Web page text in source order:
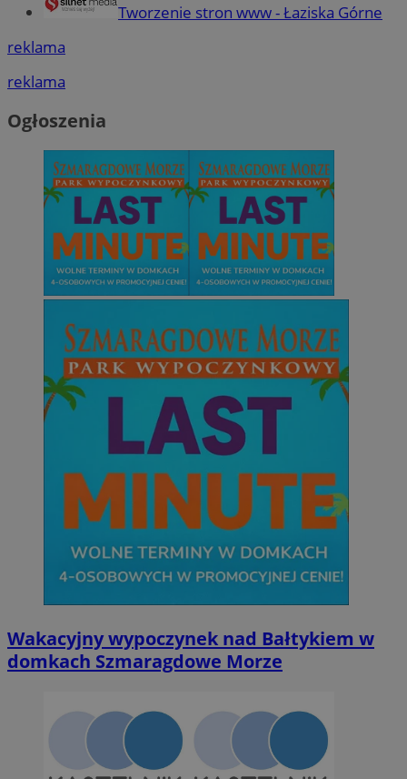
Tworzenie stron www - Łaziska Górne
reklama
reklama
Ogłoszenia
Wakacyjny wypoczynek nad Bałtykiem w
domkach Szmaragdowe Morze